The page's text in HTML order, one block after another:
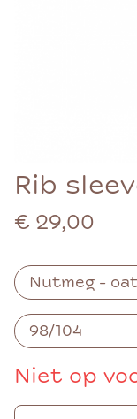
Rib
€ 29,00
Niet op